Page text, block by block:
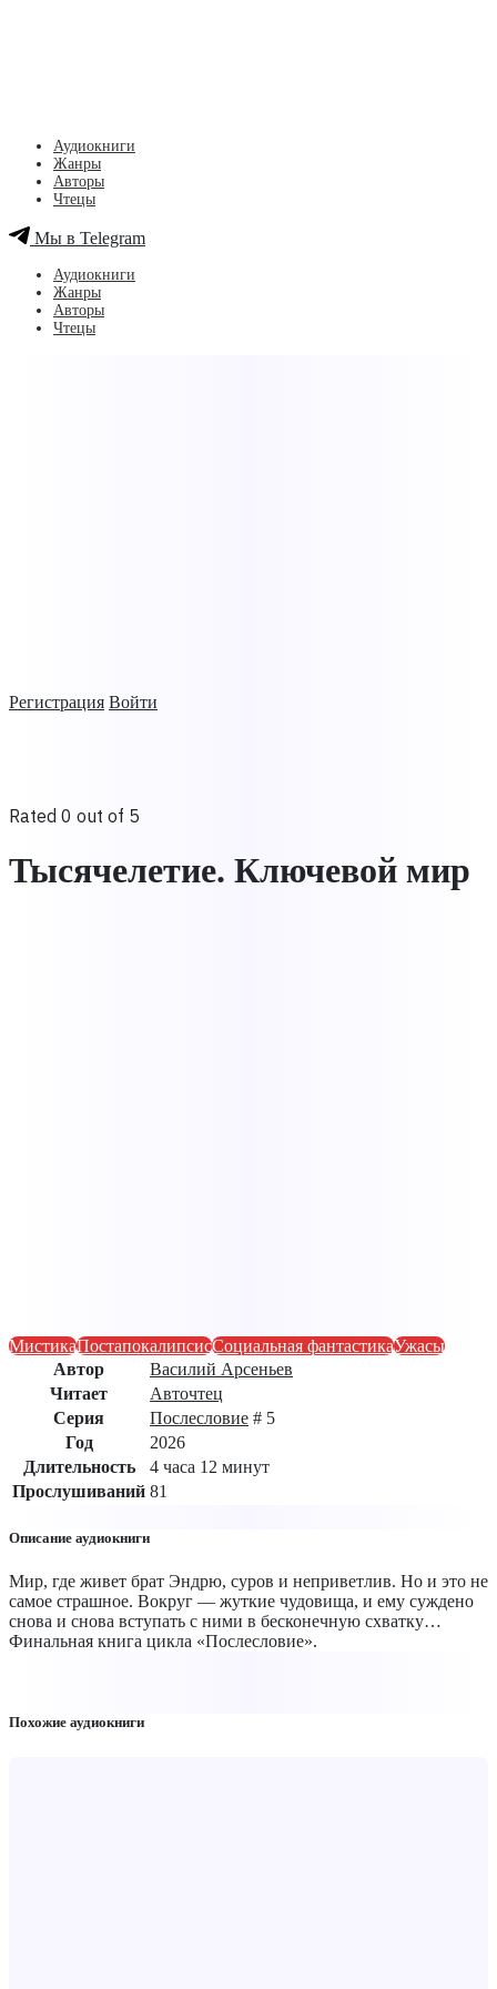
Регистрация Войти
Аудиокниги
Жанры
Авторы
Чтецы
Мы в Telegram
Аудиокниги
Жанры
Авторы
Чтецы
Rated 0 out of 5
Тысячелетие. Ключевой мир
МистикаПостапокалипсисСоциальная фантастикаУжасы
Автор
Василий Арсеньев
Читает
Авточтец
Серия
Послесловие # 5
Год
2026
Длительность
4 часа 12 минут
Прослушиваний 81
Описание аудиокниги
Мир, где живет брат Эндрю, суров и неприветлив. Но и это не
самое страшное. Вокруг — жуткие чудовища, и ему суждено
снова и снова вступать с ними в бесконечную схватку…
Финальная книга цикла «Послесловие».
Похожие аудиокниги